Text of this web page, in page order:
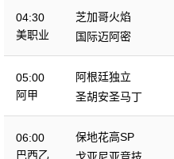
04:30
美职业
芝加哥火焰
国际迈阿密
05:00
阿甲
阿根廷独立
圣胡安圣马丁
06:00
巴西乙
保地花高SP
戈亚尼亚竞技